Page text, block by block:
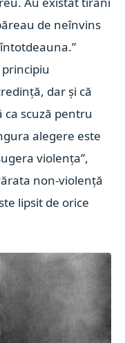
de neînvins
dar şi că
scuză pentru
alegere este
violenţa”,
non-violenţă
lipsit de orice